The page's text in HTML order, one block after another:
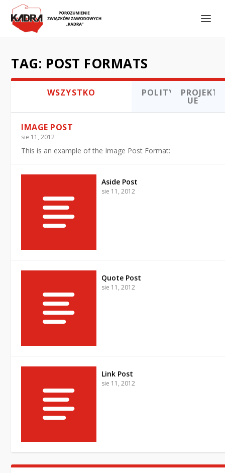
TAG: POST FORMATS
WSZYSTKO POLITYKAPROJEKTY
UE
IMAGE POST
sie 11, 2012
This is an example of the Image Post Format:
Aside Post
sie 11, 2012
Quote Post
sie 11, 2012
Link Post
sie 11, 2012